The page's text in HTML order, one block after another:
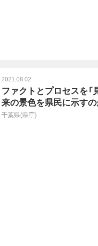
2021.08.02
ファクトとプロセスを「
来の景色を県民に示す
千葉県(県庁)